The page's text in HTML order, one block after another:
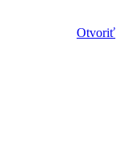
Otvoriť